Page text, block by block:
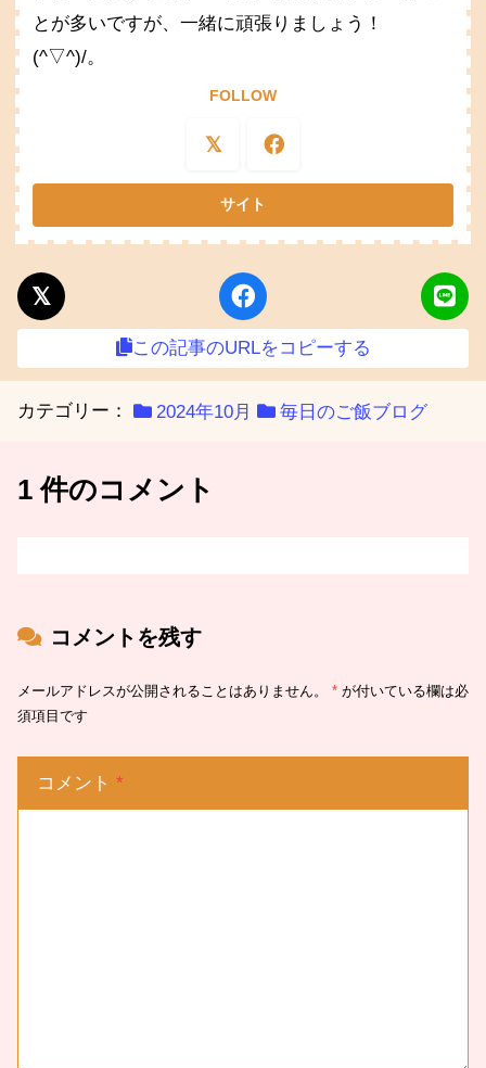
とが多いですが、一緒に頑張りましょう！
(^▽^)/。
FOLLOW
この記事のURLをコピーする
カテゴリー： 2024年10月 毎日のご飯ブログ
1 件のコメント
コメントを残す
メールアドレスが公開されることはありません。 * が付いている欄は必
須項目です
コメント *